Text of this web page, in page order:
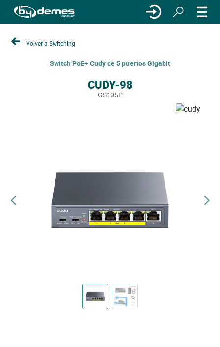
Volver a Switching
Switch PoE+ Cudy de 5 puertos Gigabit
CUDY-98
GS105P